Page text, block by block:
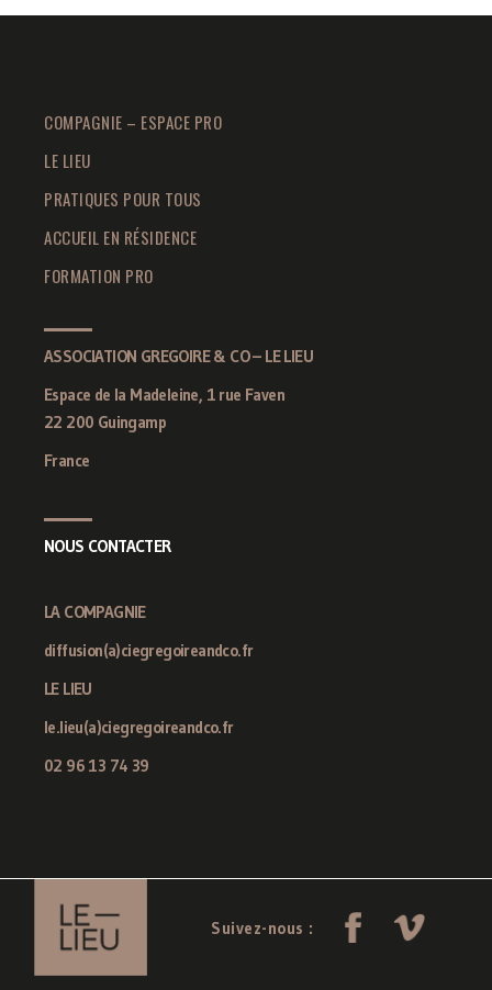
COMPAGNIE – ESPACE PRO
LE LIEU
PRATIQUES POUR TOUS
ACCUEIL EN RÉSIDENCE
FORMATION PRO
ASSOCIATION GREGOIRE & CO – LE LIEU
Espace de la Madeleine, 1 rue Faven
22 200 Guingamp
France
NOUS CONTACTER
LA COMPAGNIE
diffusion(a)ciegregoireandco.fr
LE LIEU
le.lieu(a)ciegregoireandco.fr
02 96 13 74 39
Suivez-nous :